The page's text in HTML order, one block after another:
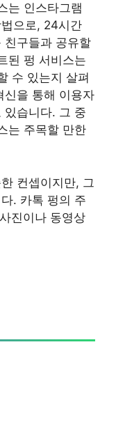
는 인스타그램
으로, 24시간
친구들과 공유할
된 펑 서비스는
수 있는지 살펴
신을 통해 이용자
있습니다. 그 중
는 주목할 만한
컨셉이지만, 그
. 카톡 펑의 주
진이나 동영상